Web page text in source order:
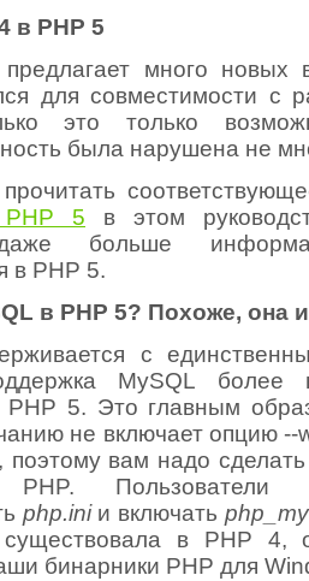
в PHP 5
много новых
для совместимости с
это только
была нарушена не
PHP 5 в этом
больше
в PHP 5.
в PHP 5? Похоже, она
с
MySQL
PHP 5. Это главным
не включает опцию--
, поэтому вам надо
PHP. Пользователи
php.iniи включать
в PHP 4,
бинарники PHP для